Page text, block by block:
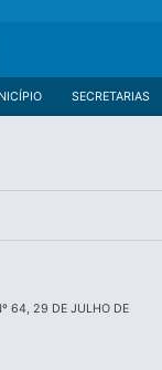
SECRETARIAS
64, 29 DE JULHO DE